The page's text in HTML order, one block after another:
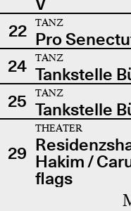
22
TANZ
Pro
24
TANZ
Tankstelle
25
TANZ
Tankstelle
29
THEATER
Hakim /
flags